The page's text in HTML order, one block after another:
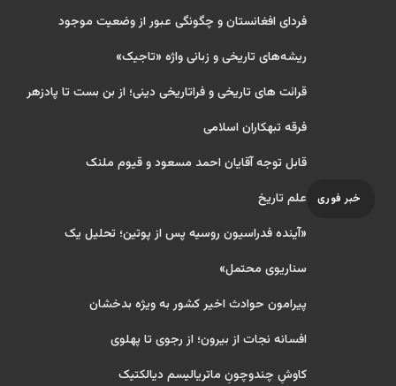
خبر فوری
فردای افغانستان و چگونگی عبور از وضعیت موجود
ریشه‌های تاریخی و زبانی واژه «تاجیک»
قرائت های تاریخی و فراتاریخی دینی؛ از بن بست تا پادزهر
فرقه تبهکاران اسلامی
قابل توجه آقایان احمد مسعود و قیوم ملنک
علم تاریخ
«آینده فدراسیون روسیه پس از پوتین؛ تحلیل یک
سناریوی محتمل»
پیرامون حوادث اخیر کشور به ویژه بدخشان
افسانه نجات از بیرون؛ از رجوی تا پهلوی
کاوشِ چندو‌چونِ ماتریالیسم دیالکتیک